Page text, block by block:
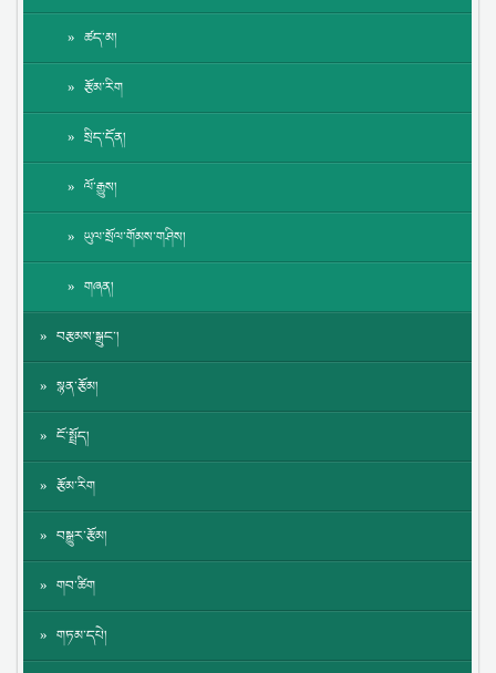
ཚད་མ།
རྩོམ་རིག
སྲིད་དོན།
ལོ་རྒྱུས།
ཡུལ་སྲོལ་གོམས་གཤིས།
གཞན།
བརྩམས་སྒྲུང་།
སྙན་རྩོམ།
ངོ་སྤྲོད།
རྩོམ་རིག
བསྒྱུར་རྩོམ།
གབ་ཚིག
གཏམ་དཔེ།